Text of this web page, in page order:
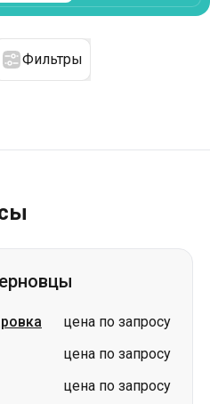
Фильтры
цена по запросу
цена по запросу
цена по запросу